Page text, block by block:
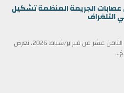
عصابات الجريمة المنظمة تشكيل
في عناوين الصحف ليوم الأربعاء الثامن عشر من فبراير/شباط 2026، نعرض